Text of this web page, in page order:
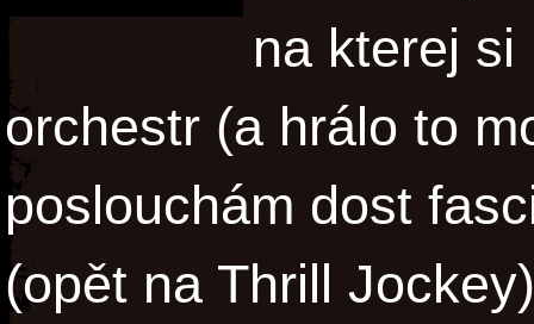
na kterej si
orchestr (a hrálo to
poslouchám dost
(opět na Thrill